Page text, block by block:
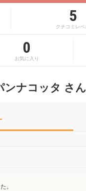
5
クチコミレベ
0
お気に入り
ンナコッタ さ
。